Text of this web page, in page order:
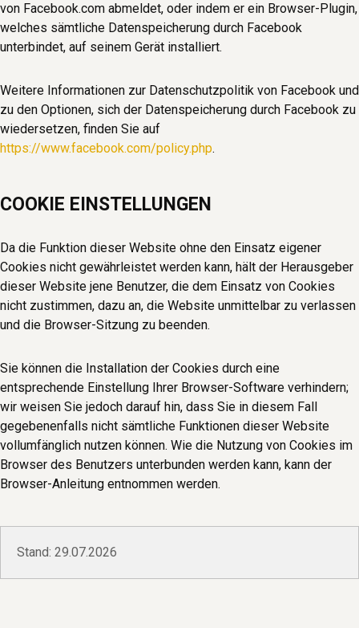
von Facebook.com abmeldet, oder indem er ein Browser-Plugin,
welches sämtliche Datenspeicherung durch Facebook
unterbindet, auf seinem Gerät installiert.
Weitere Informationen zur Datenschutzpolitik von Facebook und
zu den Optionen, sich der Datenspeicherung durch Facebook zu
wiedersetzen, finden Sie auf
https://www.facebook.com/policy.php.
COOKIE EINSTELLUNGEN
Da die Funktion dieser Website ohne den Einsatz eigener
Cookies nicht gewährleistet werden kann, hält der Herausgeber
dieser Website jene Benutzer, die dem Einsatz von Cookies
nicht zustimmen, dazu an, die Website unmittelbar zu verlassen
und die Browser-Sitzung zu beenden.
Sie können die Installation der Cookies durch eine
entsprechende Einstellung Ihrer Browser-Software verhindern;
wir weisen Sie jedoch darauf hin, dass Sie in diesem Fall
gegebenenfalls nicht sämtliche Funktionen dieser Website
vollumfänglich nutzen können. Wie die Nutzung von Cookies im
Browser des Benutzers unterbunden werden kann, kann der
Browser-Anleitung entnommen werden.
Stand: 29.07.2026